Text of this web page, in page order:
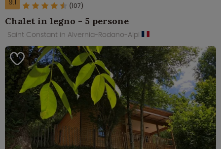
(107)
Chalet in legno - 5 persone
Saint Constant in Alvernia-Rodano-Alpi